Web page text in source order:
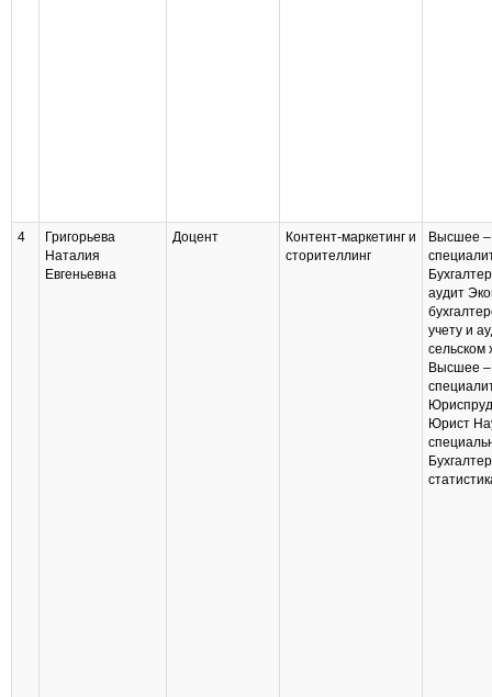
4
Григорьева
Наталия
Евгеньевна
Доцент
Контент-маркетинг и
сторителлинг
Высшее –
аудит
учету и
сельском
Высшее –
Юрист